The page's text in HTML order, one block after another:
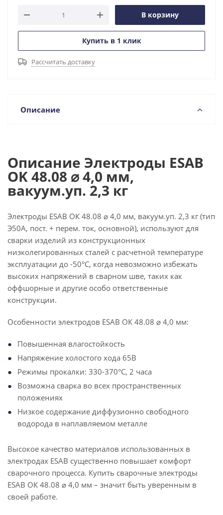
В корзину
Купить в 1 клик
Рассчитать доставку
Описание
Описание Электроды ESAB
OK 48.08 ⌀ 4,0 мм,
вакуум.уп. 2,3 кг
Электроды ESAB ОК 48.08 ⌀ 4,0 мм, вакуум.уп. 2,3 кг (тип
Э50А, пост. + перем. ток, основной), используют для
сварки изделий из конструкционных
низколегированных сталей с расчетной температуре
эксплуатации до -50°С, когда невозможно избежать
высоких напряжений в сварном шве, таких как
оффшорные и другие особо ответственные
конструкции.
Особенности электродов ESAB ОК 48.08 ⌀ 4,0 мм:
Повышенная влагостойкость
Напряжение холостого хода 65В
Режимы прокалки: 330-370°С, 2 часа
Возможна сварка во всех пространственных
положениях
Низкое содержание диффузионно свободного
водорода в наплавляемом металле
Высокое качество материалов использованных в
электродах ESAB существенно повышает комфорт
сварочного процесса. Купить сварочные электроды
ESAB ОК 48.08 ⌀ 4,0 мм – значит быть уверенным в
своей работе.